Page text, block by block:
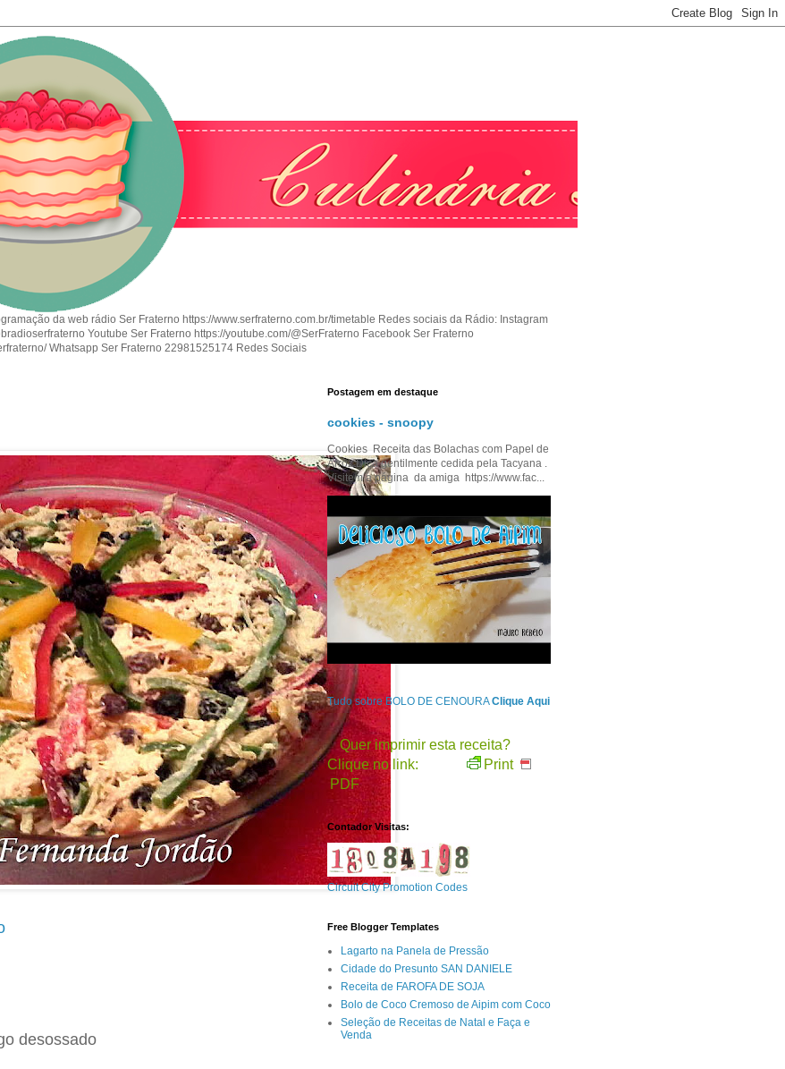
da web rádio Ser Fraterno https://www.serfraterno.com.br/timetable Redes sociais da Rádio: Instagram
Youtube Ser Fraterno https://youtube.com/@SerFraterno Facebook Ser Fraterno
Whatsapp Ser Fraterno 22981525174 Redes Sociais
desossado
Postagem em destaque
cookies - snoopy
Cookies Receita das Bolachas com Papel de
Arroz Dica gentilmente cedida pela Tacyana .
Visitem a página da amiga https://www.fac...
Tudo sobre BOLO DE CENOURAClique Aqui
Quer imprimir esta receita?
Clique no link:
Print
PDF
Contador Visitas:
Circuit City Promotion Codes
Free Blogger Templates
Lagarto na Panela de Pressão
Cidade do Presunto SAN DANIELE
Receita de FAROFA DE SOJA
Bolo de Coco Cremoso de Aipim com Coco
Seleção de Receitas de Natal e Faça e
Venda